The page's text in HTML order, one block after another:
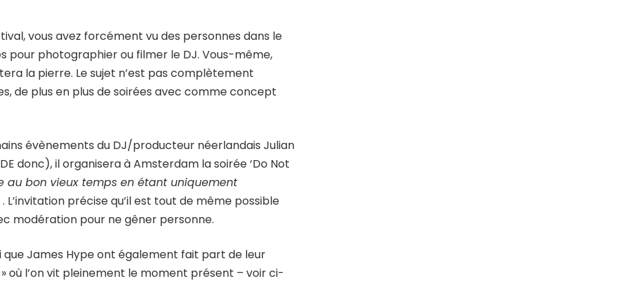
vous avez forcément vu des personnes dans le
pour photographier ou filmer le DJ. Vous-même,
la pierre. Le sujet n’est pas complètement
de plus en plus de soirées avec comme concept
évènements du DJ/producteur néerlandais Julian
donc), il organisera à Amsterdam la soirée ‘Do Not
au bon vieux temps en étant uniquement
. L’invitation précise qu’il est tout de même possible
modération pour ne gêner personne.
que James Hype ont également fait part de leur
où l’on vit pleinement le moment présent – voir ci-